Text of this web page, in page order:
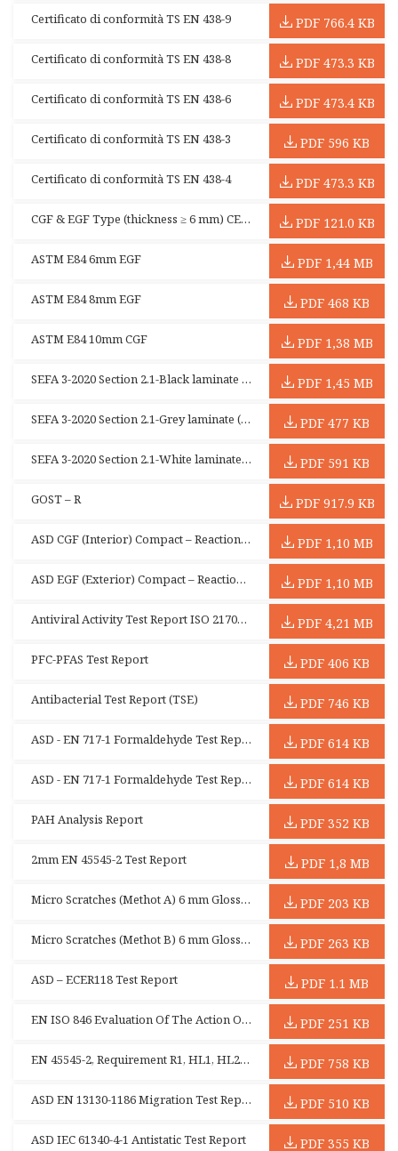
Certificato di conformità TS EN 438-9 PDF 766.4 KB
Certificato di conformità TS EN 438-8 PDF 473.3 KB
Certificato di conformità TS EN 438-6 PDF 473.4 KB
Certificato di conformità TS EN 438-3 PDF 596 KB
Certificato di conformità TS EN 438-4 PDF 473.3 KB
CGF & EGF Type (thickness ≥ 6 mm) CE Certificate PDF 121.0 KB
ASTM E84 6mm EGF PDF 1,44 MB
ASTM E84 8mm EGF PDF 468 KB
ASTM E84 10mm CGF PDF 1,38 MB
SEFA 3-2020 Section 2.1-Black laminate (LabCo) PDF 1,45 MB
SEFA 3-2020 Section 2.1-Grey laminate (LabCo) PDF 477 KB
SEFA 3-2020 Section 2.1-White laminate (LabCo) PDF 591 KB
GOST – R PDF 917.9 KB
ASD CGF (Interior) Compact – Reaction to Fire Test Report PDF 1,10 MB
ASD EGF (Exterior) Compact – Reaction to Fire Test Report PDF 1,10 MB
Antiviral Activity Test Report ISO 21702:2019 PDF 4,21 MB
PFC-PFAS Test Report PDF 406 KB
Antibacterial Test Report (TSE) PDF 746 KB
ASD - EN 717-1 Formaldehyde Test Report (Compact) PDF 614 KB
ASD - EN 717-1 Formaldehyde Test Report (Thin Laminate) PDF 614 KB
PAH Analysis Report PDF 352 KB
2mm EN 45545-2 Test Report PDF 1,8 MB
Micro Scratches (Methot A) 6 mm Glossy Face PDF 203 KB
Micro Scratches (Methot B) 6 mm Glossy Face PDF 263 KB
ASD – ECER118 Test Report PDF 1.1 MB
EN ISO 846 Evaluation Of The Action Of Microorganisms - CATAS PDF 251 KB
EN 45545-2, Requirement R1, HL1, HL2, HL3 (CFG Type Compact Laminate-interior) PDF 758 KB
ASD EN 13130-1186 Migration Test Report PDF 510 KB
ASD IEC 61340-4-1 Antistatic Test Report PDF 355 KB